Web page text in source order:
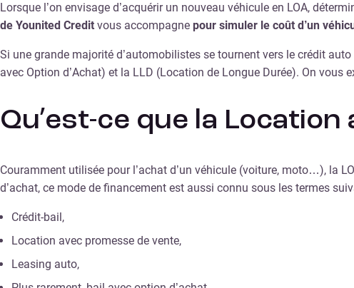
Lorsque l’on envisage d’acquérir un nouveau véhicule en LOA,
de Younited Credit vous accompagne pour simuler le coût d’un
Si une grande majorité d’automobilistes se tournent vers le crédit
avec Option d’Achat) et la LLD (Location de Longue Durée). On vous
Qu’est-ce que la Location
Couramment utilisée pour l’achat d’un véhicule (voiture, moto…), la
d’achat, ce mode de financement est aussi connu sous les termes
Crédit-bail,
Location avec promesse de vente,
Leasing auto,